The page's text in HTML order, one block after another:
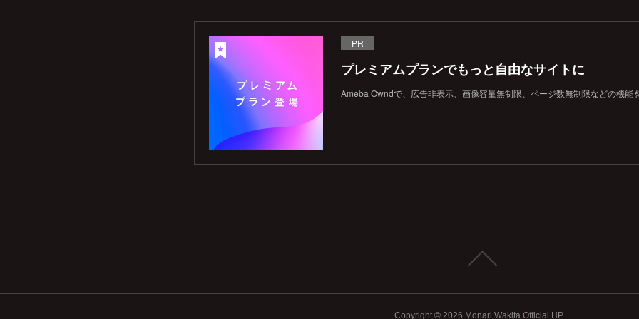
PR
プレミアムプランでもっと自由なサイトに
Ameba Owndで、広告非表示、画像容量無制限、ページ数無制限などの機能
Copyright © 2026 Monari Wakita Official HP.